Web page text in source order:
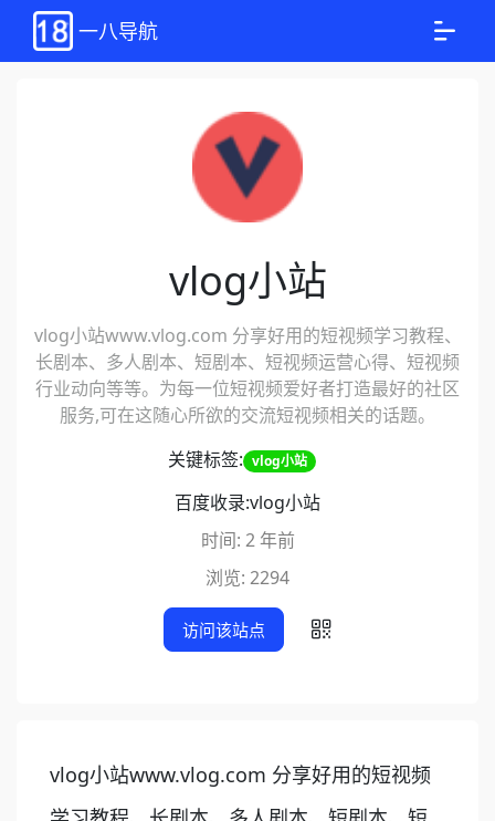
一八导航
vlog小站
vlog小站www.vlog.com 分享好用的短视频学习教程、
长剧本、多人剧本、短剧本、短视频运营心得、短视频
行业动向等等。为每一位短视频爱好者打造最好的社区
服务,可在这随心所欲的交流短视频相关的话题。
关键标签: vlog小站
百度收录:vlog小站
时间: 2 年前
浏览: 2294
访问该站点
vlog小站www.vlog.com 分享好用的短视频